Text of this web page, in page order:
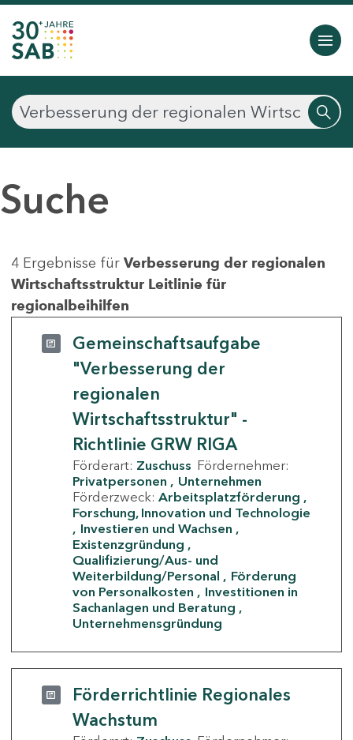
Suche
4 Ergebnisse für Verbesserung der regionalen
Wirtschaftsstruktur Leitlinie für
regionalbeihilfen
Gemeinschaftsaufgabe
"Verbesserung der
regionalen
Wirtschaftsstruktur" -
Richtlinie GRW RIGA
Förderart: Zuschuss Fördernehmer:
Privatpersonen
Unternehmen
Förderzweck: Arbeitsplatzförderung
Forschung, Innovation und Technologie
Investieren und Wachsen
Existenzgründung
Qualifizierung/Aus- und
Weiterbildung/Personal
Förderung
von Personalkosten
Investitionen in
Sachanlagen und Beratung
Unternehmensgründung
Förderrichtlinie Regionales
Wachstum